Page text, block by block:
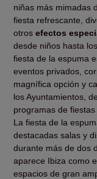
niñas más mimadas
fiesta refrescante,
otros efectos
desde niños hasta
fiesta de la espuma
eventos privados,
magnífica opción y
los Ayuntamientos,
programas de
La fiesta de la
destacadas salas y
durante más de dos
aparece Ibiza como
espacios de gran